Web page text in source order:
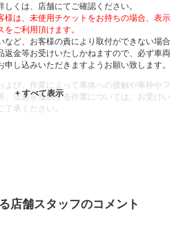
くは、店舗にてご確認ください。
は、未使用チケットをお持ちの場合、表示
ご利用頂けます。
ど、お客様の責により取付ができない場合
返金等お受けいたしかねますので、必ず車両
し込みいただきますようお願い致します。
び、作業によって車体への接触や車枠やフ
、法規を逸脱する作業については、お受けい
承ください。
店舗スタッフのコメント